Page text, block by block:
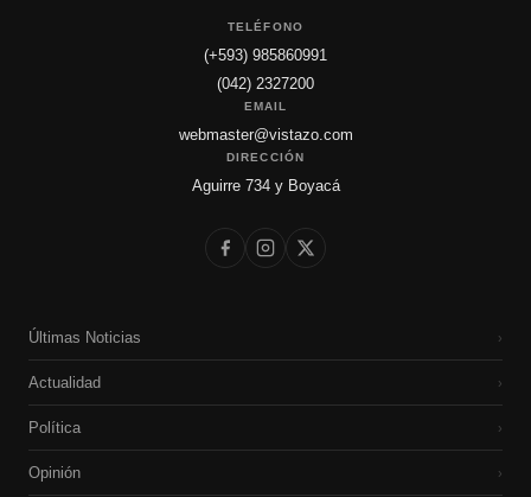
TELÉFONO
(+593) 985860991
(042) 2327200
EMAIL
webmaster@vistazo.com
DIRECCIÓN
Aguirre 734 y Boyacá
Últimas Noticias ›
Actualidad ›
Política ›
Opinión ›